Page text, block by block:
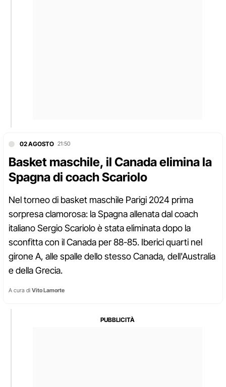
02 AGOSTO 21:50
Basket maschile, il Canada elimina la
Spagna di coach Scariolo
Nel torneo di basket maschile Parigi 2024 prima
sorpresa clamorosa: la Spagna allenata dal coach
italiano Sergio Scariolo è stata eliminata dopo la
sconfitta con il Canada per 88-85. Iberici quarti nel
girone A, alle spalle dello stesso Canada, dell'Australia
e della Grecia.
A cura di Vito Lamorte